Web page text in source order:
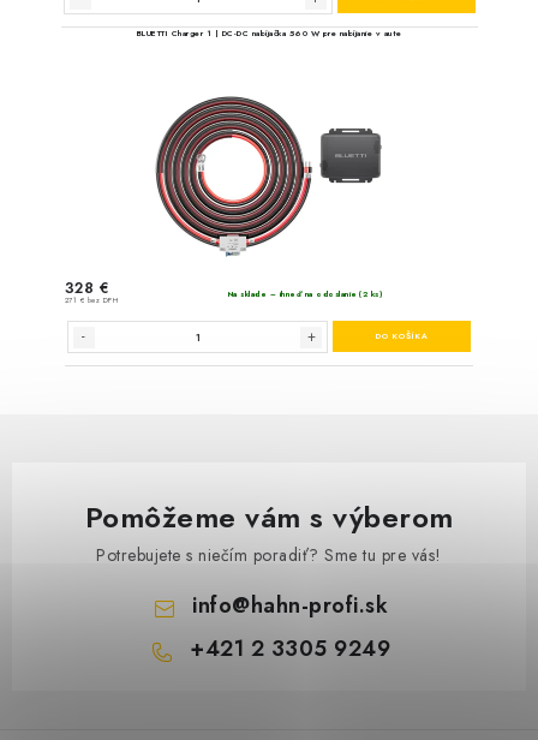
Pomôžeme vám s výberom
Potrebujete s niečím poradiť? Sme tu pre vás!
info@hahn-profi.sk
+421 2 3305 9249